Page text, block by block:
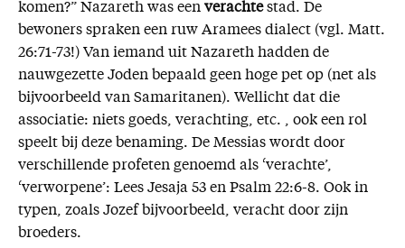
komen?” Nazareth was een verachtestad. De
bewoners spraken een ruw Aramees dialect (vgl. Matt.
26:71-73!) Van iemand uit Nazareth hadden de
nauwgezette Joden bepaald geen hoge pet op (net als
bijvoorbeeld van Samaritanen). Wellicht dat die
associatie: niets goeds, verachting, etc. , ook een rol
speelt bij deze benaming. De Messias wordt door
verschillende profeten genoemd als ‘verachte’,
‘verworpene’: Lees Jesaja 53 en Psalm 22:6-8. Ook in
typen, zoals Jozef bijvoorbeeld, veracht door zijn
broeders.